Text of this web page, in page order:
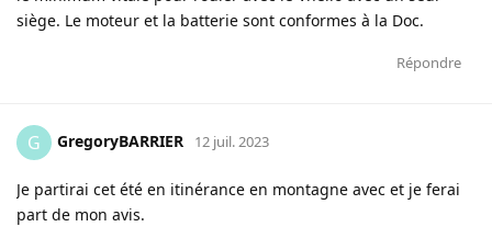
siège. Le moteur et la batterie sont conformes à la Doc.
Répondre
G GregoryBARRIER 12 juil. 2023
Je partirai cet été en itinérance en montagne avec et je ferai
part de mon avis.